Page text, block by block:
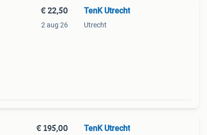
€ 22,50
2 aug 26
TenK Utrecht
Utrecht
€ 195,00 TenK Utrecht